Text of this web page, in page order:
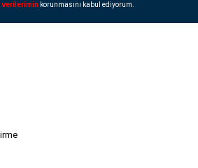
verilerimin korunmasını kabul ediyorum.